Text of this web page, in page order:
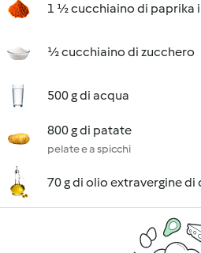
1 ½ cucchiaino di paprika
½ cucchiaino di zucchero
500 g di acqua
800 g di patate
pelate e a spicchi
70 g di olio extravergine di